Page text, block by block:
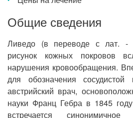
Общие сведения
Ливедо (в переводе с лат. -
рисунок кожных покровов
нарушения кровообращения.
для обозначения сосудистой
австрийский врач,
науки Франц Гебра в 1845
встречается